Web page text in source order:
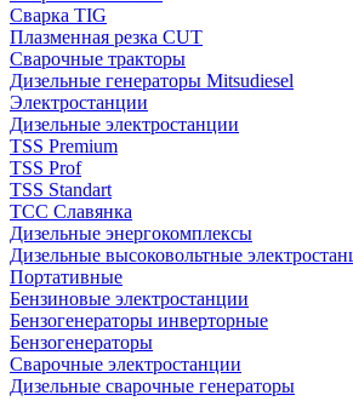
Сварка TIG
Плазменная резка CUT
Сварочные тракторы
Дизельные генераторы Mitsudiesel
Электростанции
Дизельные электростанции
TSS Premium
TSS Prof
TSS Standart
ТСС Славянка
Дизельные энергокомплексы
Дизельные высоковольтные
Портативные
Бензиновые электростанции
Бензогенераторы инверторные
Бензогенераторы
Сварочные электростанции
Дизельные сварочные генераторы